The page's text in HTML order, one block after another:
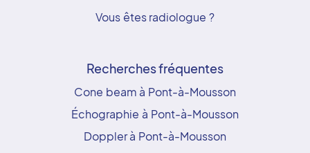
Vous êtes radiologue ?
Recherches fréquentes
Cone beam à Pont-à-Mousson
Échographie à Pont-à-Mousson
Doppler à Pont-à-Mousson